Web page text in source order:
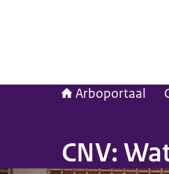
Arboportaal
CNV: